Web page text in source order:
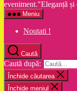
eveniment."Eleganță
Meniu
Noutati !
Caută
Caută după:
Închide căutarea
Închide meniul